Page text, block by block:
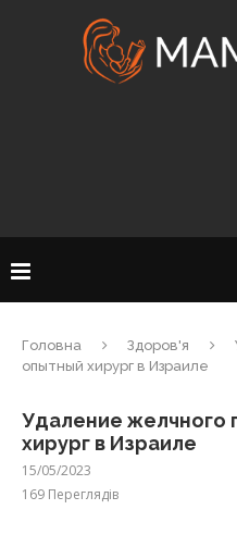
Головна Здоров'я
опытный хирург в Израиле
Удаление желчного
хирург в Израиле
15/05/2023
169 Переглядів